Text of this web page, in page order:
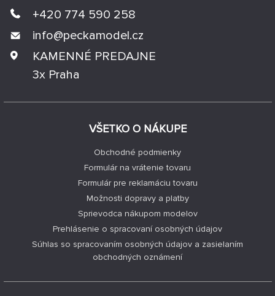
VŠETKO O NÁKUPE
Obchodné podmienky
Formulár na vrátenie tovaru
Formulár pre reklamáciu tovaru
Možnosti dopravy a platby
Sprievodca nákupom modelov
Prehlásenie o spracovaní osobných údajov
Súhlas so spracovaním osobných údajov a zasielaním
obchodných oznámení
+420 774 590 258
info@peckamodel.cz
KAMENNÉ PREDAJNE
3x Praha